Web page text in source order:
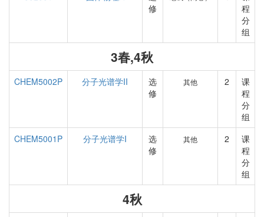
修
程
分
组
3春,4秋
CHEM5002P 分子光谱学II
选
修
其他 2
课
程
分
组
CHEM5001P
分子光谱学I
选
修
其他 2
课
程
分
组
4秋